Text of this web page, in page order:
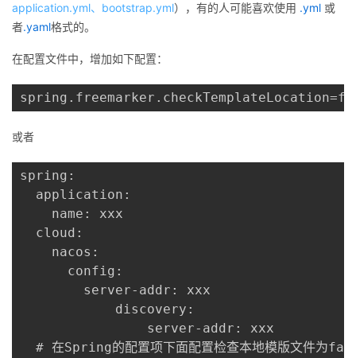
application.yml、bootstrap.yml），有的人可能喜欢使用 .yml 或
者.yaml格式的。
在配置文件中，增加如下配置：
或者
spring:
  application:
    name: xxx
  cloud:
    nacos:
      config:
        server-addr: xxx
# 在Spring的配置项下面配置检查本地模版文件为